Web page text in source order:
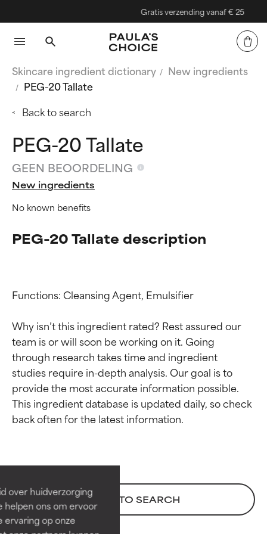
over huidverzorging
helpen ons om ervoor
ervaring op onze
Gratis verzending vanaf € 25
Skincare ingredient dictionary
New ingredients
PEG-20 Tallate
Back to search
PEG-20 Tallate
GEEN BEOORDELING
New ingredients
No known benefits
PEG-20 Tallate description
Functions: Cleansing Agent, Emulsifier
Why isn’t this ingredient rated? Rest assured our
team is or will soon be working on it. Going
through research takes time and ingredient
studies require in-depth analysis. Our goal is to
provide the most accurate information possible.
This ingredient database is updated daily, so check
BACK TO SEARCH
Beoordelingen van
Bewezen en ondersteund door
onafhankelijk onderzoek.
Uitstekend actief ingrediënt
voor de meeste huidtypen of
Beoordelingen van
Bewezen en ondersteund door
onafhankelijk onderzoek.
Uitstekend actief ingrediënt
voor de meeste huidtypen of